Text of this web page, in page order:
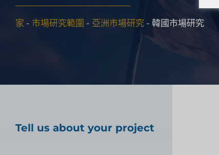
家 - 市場研究範圍 - 亞洲市場研究 - 韓國市場研究
Tell us about your project